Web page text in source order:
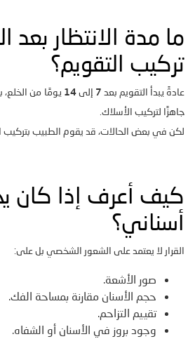
ما مدة الانتظار بعد
تركيب التقويم؟
عادةً يبدأ التقويم بعد 7 إلى14 يومًا من الخلع،
جاهزًا لتركيب الأسلاك.
لكن في بعض الحالات، قد يقوم الطبيب بتركيب
كيف أعرف إذا كان
أسناني؟
القرار لا يعتمد على الشعور الشخصي بل على:
صور الأشعة.
حجم الأسنان مقارنة بمساحة الفك.
تقييم التزاحم.
وجود بروز في الأسنان أو الشفاه.